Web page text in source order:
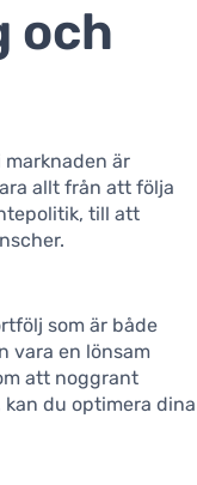
och
är
allt från att följa
till att
som är både
vara en lönsam
att noggrant
du optimera dina